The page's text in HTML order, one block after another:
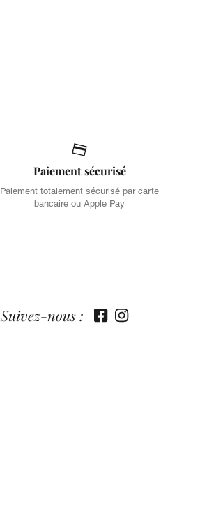
Paiement sécurisé
Paiement totalement sécurisé par carte
bancaire ou Apple Pay
Suivez-nous :